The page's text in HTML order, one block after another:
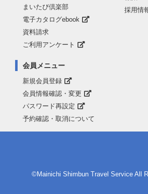
まいたび倶楽部
電子カタログebook
資料請求
ご利用アンケート
会員メニュー
新規会員登録
会員情報確認・変更
パスワード再設定
予約確認・取消について
採用情
©Mainichi Shimbun Travel Service All